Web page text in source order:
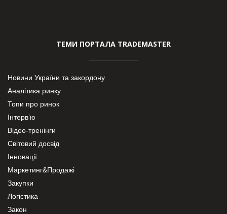
ТЕМИ ПОРТАЛА TRADEMASTER
Новини України та закордону
Аналітика ринку
Топи про ринок
Інтерв’ю
Відео-тренінги
Світовий досвід
Інновації
Маркетинг&Продажі
Закупки
Логістика
Закон